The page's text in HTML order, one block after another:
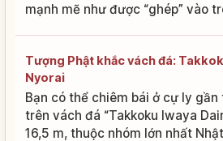
mạnh mẽ như được “ghép” vào
Tượng Phật khắc vách đá:
Nyorai
Bạn có thể chiêm bái ở cự ly
trên vách đá “Takkoku Iwaya
16,5 m, thuộc nhóm lớn nhất